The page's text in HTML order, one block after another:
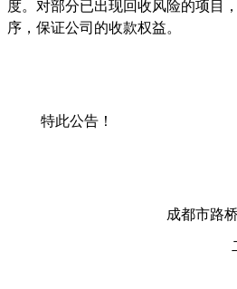
度。对部分已出现回收风险的项目
序，保证公司的收款权益。
特此公告！
成都市路